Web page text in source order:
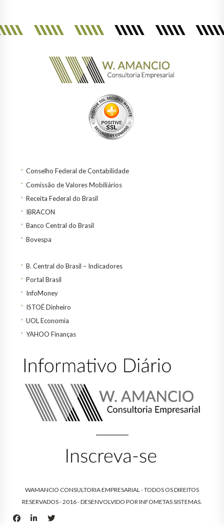
Conselho Federal de Contabilidade
Comissão de Valores Mobiliários
Receita Federal do Brasil
IBRACON
Banco Central do Brasil
Bovespa
B. Central do Brasil – Indicadores
Portal Brasil
InfoMoney
ISTOÉ Dinheiro
UOL Economia
YAHOO Finanças
WAMANCIO CONSULTORIA EMPRESARIAL - TODOS OS DIREITOS
RESERVADOS - 2016 - DESENVOLVIDO PORINFOMETAS SISTEMAS.